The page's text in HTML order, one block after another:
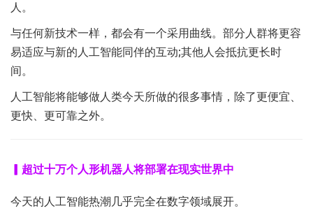
人。
与任何新技术一样，都会有一个采用曲线。部分人群将更容
易适应与新的人工智能同伴的互动;其他人会抵抗更长时
间。
人工智能将能够做人类今天所做的很多事情，除了更便宜、
更快、更可靠之外。
▎超过十万个人形机器人将部署在现实世界中
今天的人工智能热潮几乎完全在数字领域展开。